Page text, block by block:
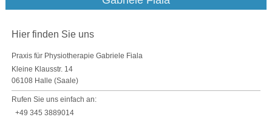
Hier finden Sie uns
Praxis für Physiotherapie Gabriele Fiala
Kleine Klausstr. 14
06108 Halle (Saale)
Rufen Sie uns einfach an:
+49 345 3889014